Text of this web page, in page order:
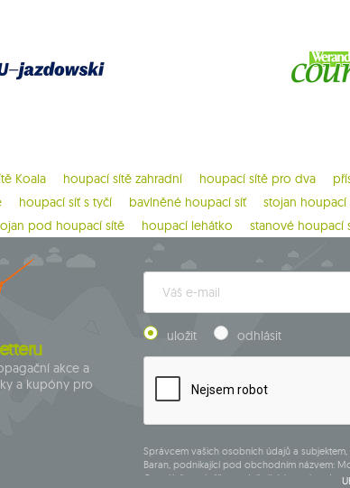
Koala houpací sítě zahradní houpací sítě pro dva
houpací síť s tyčí bavlněné houpací síť stojan houpací
pod houpací sítě houpací lehátko stanové houpací
akce a
a kupóny pro
uložit odhlásit
Správcem vašich osobních údajů a
Baran, podnikající pod obchodním názvem:
Centrálního rejstříku podnikajících osob,